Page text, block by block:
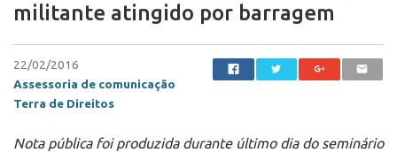
militante atingido por barragem
22/02/2016
Assessoria de comunicação
Terra de Direitos
Nota pública foi produzida durante último dia do seminário